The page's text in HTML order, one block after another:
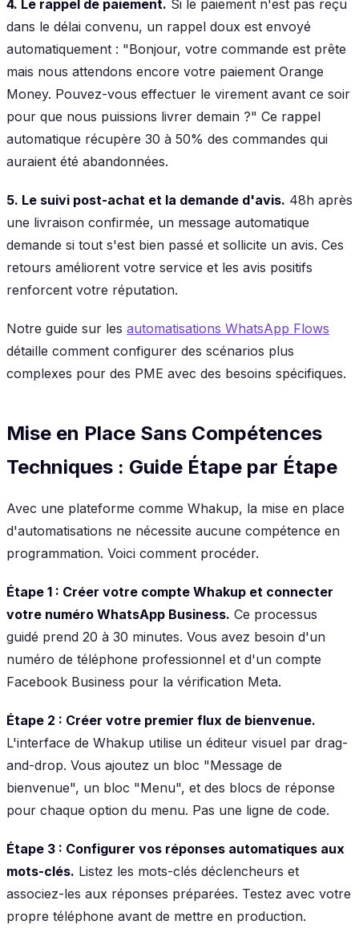
4. Le rappel de paiement. Si le paiement n'est pas reçu
dans le délai convenu, un rappel doux est envoyé
automatiquement : "Bonjour, votre commande est prête
mais nous attendons encore votre paiement Orange
Money. Pouvez-vous effectuer le virement avant ce soir
pour que nous puissions livrer demain ?" Ce rappel
automatique récupère 30 à 50% des commandes qui
auraient été abandonnées.
5. Le suivi post-achat et la demande d'avis. 48h après
une livraison confirmée, un message automatique
demande si tout s'est bien passé et sollicite un avis. Ces
retours améliorent votre service et les avis positifs
renforcent votre réputation.
Notre guide sur les automatisations WhatsApp Flows
détaille comment configurer des scénarios plus
complexes pour des PME avec des besoins spécifiques.
Mise en Place Sans Compétences
Techniques : Guide Étape par Étape
Avec une plateforme comme Whakup, la mise en place
d'automatisations ne nécessite aucune compétence en
programmation. Voici comment procéder.
Étape 1 : Créer votre compte Whakup et connecter
votre numéro WhatsApp Business. Ce processus
guidé prend 20 à 30 minutes. Vous avez besoin d'un
numéro de téléphone professionnel et d'un compte
Facebook Business pour la vérification Meta.
Étape 2 : Créer votre premier flux de bienvenue.
L'interface de Whakup utilise un éditeur visuel par drag-
and-drop. Vous ajoutez un bloc "Message de
bienvenue", un bloc "Menu", et des blocs de réponse
pour chaque option du menu. Pas une ligne de code.
Étape 3 : Configurer vos réponses automatiques aux
mots-clés. Listez les mots-clés déclencheurs et
associez-les aux réponses préparées. Testez avec votre
propre téléphone avant de mettre en production.